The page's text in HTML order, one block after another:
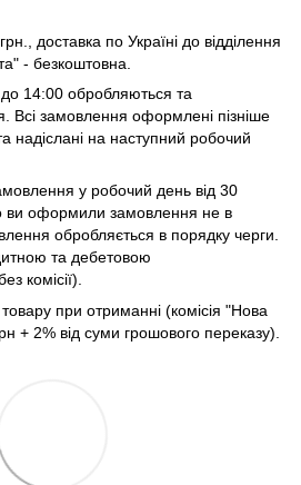
доставка по Україні до відділення
- безкоштовна.
14:00 обробляються та
Всі замовлення оформлені пізніше
надіслані на наступний робочий
у робочий день від 30
ви оформили замовлення не в
обробляється в порядку черги.
та дебетовою
комісії).
при отриманні (комісія "Нова
+ 2% від суми грошового переказу).